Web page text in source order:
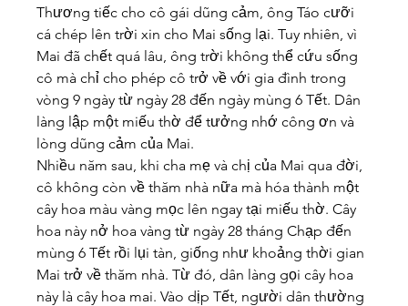
Thương tiếc cho cô gái dũng cảm, ông Táo cưỡi
cá chép lên trời xin cho Mai sống lại. Tuy nhiên, vì
Mai đã chết quá lâu, ông trời không thể cứu sống
cô mà chỉ cho phép cô trở về với gia đình trong
vòng 9 ngày từ ngày 28 đến ngày mùng 6 Tết. Dân
làng lập một miếu thờ để tưởng nhớ công ơn và
lòng dũng cảm của Mai.
Nhiều năm sau, khi cha mẹ và chị của Mai qua đời,
cô không còn về thăm nhà nữa mà hóa thành một
cây hoa màu vàng mọc lên ngay tại miếu thờ. Cây
hoa này nở hoa vàng từ ngày 28 tháng Chạp đến
mùng 6 Tết rồi lụi tàn, giống như khoảng thời gian
Mai trở về thăm nhà. Từ đó, dân làng gọi cây hoa
này là cây hoa mai. Vào dịp Tết, người dân thường